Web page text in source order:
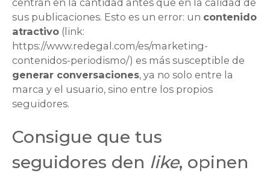
sus publicaciones. Esto es un error: un contenido
atractivo (link:
https://www.redegal.com/es/marketing-
contenidos-periodismo/) es más susceptible de
generar conversaciones, ya no solo entre la
marca y el usuario, sino entre los propios
seguidores.
Consigue que tus
seguidores den like, opinen